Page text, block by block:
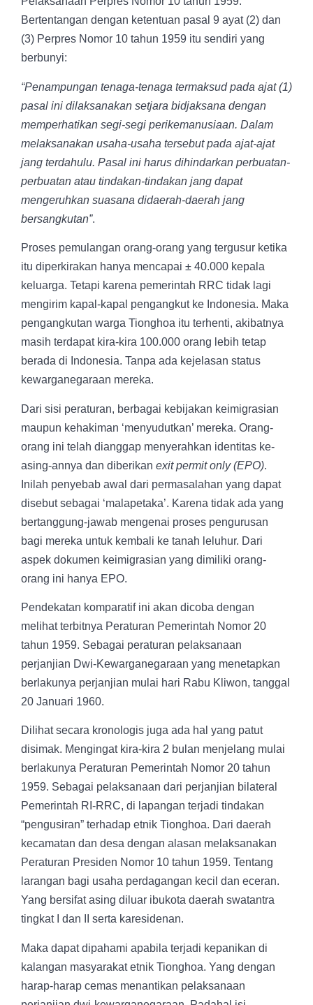
Bertentangan dengan ketentuan pasal 9 ayat (2) dan
(3) Perpres Nomor 10 tahun 1959 itu sendiri yang
berbunyi:
“Penampungan tenaga-tenaga termaksud pada ajat (1)
pasal ini dilaksanakan setjara bidjaksana dengan
memperhatikan segi-segi perikemanusiaan. Dalam
melaksanakan usaha-usaha tersebut pada ajat-ajat
jang terdahulu. Pasal ini harus dihindarkan perbuatan-
perbuatan atau tindakan-tindakan jang dapat
mengeruhkan suasana didaerah-daerah jang
bersangkutan”.
Proses pemulangan orang-orang yang tergusur ketika
itu diperkirakan hanya mencapai ± 40.000 kepala
keluarga. Tetapi karena pemerintah RRC tidak lagi
mengirim kapal-kapal pengangkut ke Indonesia. Maka
pengangkutan warga Tionghoa itu terhenti, akibatnya
masih terdapat kira-kira 100.000 orang lebih tetap
berada di Indonesia. Tanpa ada kejelasan status
kewarganegaraan mereka.
Dari sisi peraturan, berbagai kebijakan keimigrasian
maupun kehakiman ‘menyudutkan’ mereka. Orang-
orang ini telah dianggap menyerahkan identitas ke-
asing-annya dan diberikan exit permit only (EPO).
Inilah penyebab awal dari permasalahan yang dapat
disebut sebagai ‘malapetaka’. Karena tidak ada yang
bertanggung-jawab mengenai proses pengurusan
bagi mereka untuk kembali ke tanah leluhur. Dari
aspek dokumen keimigrasian yang dimiliki orang-
orang ini hanya EPO.
Pendekatan komparatif ini akan dicoba dengan
melihat terbitnya Peraturan Pemerintah Nomor 20
tahun 1959. Sebagai peraturan pelaksanaan
perjanjian Dwi-Kewarganegaraan yang menetapkan
berlakunya perjanjian mulai hari Rabu Kliwon, tanggal
20 Januari 1960.
Dilihat secara kronologis juga ada hal yang patut
disimak. Mengingat kira-kira 2 bulan menjelang mulai
berlakunya Peraturan Pemerintah Nomor 20 tahun
1959. Sebagai pelaksanaan dari perjanjian bilateral
Pemerintah RI-RRC, di lapangan terjadi tindakan
“pengusiran” terhadap etnik Tionghoa. Dari daerah
kecamatan dan desa dengan alasan melaksanakan
Peraturan Presiden Nomor 10 tahun 1959. Tentang
larangan bagi usaha perdagangan kecil dan eceran.
Yang bersifat asing diluar ibukota daerah swatantra
tingkat I dan II serta karesidenan.
Maka dapat dipahami apabila terjadi kepanikan di
kalangan masyarakat etnik Tionghoa. Yang dengan
harap-harap cemas menantikan pelaksanaan